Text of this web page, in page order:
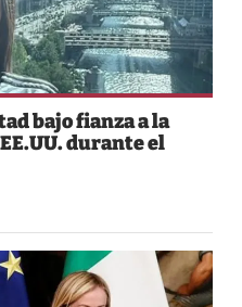
bajo fianza a la
durante el